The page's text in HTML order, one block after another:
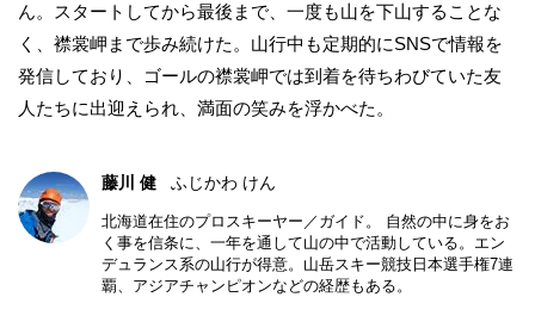
ん。スタートしてから最後まで、一度も山を下山することな
く、襟裳岬まで歩み続けた。山行中も定期的にSNSで情報を
発信しており、ゴールの襟裳岬では到着を待ちわびていた友
人たちに出迎えられ、満面の笑みを浮かべた。
藤川 健 ふじかわ けん
北海道在住のプロスキーヤー／ガイド。 自然の中に身をお
く事を信条に、一年を通して山の中で活動している。エン
デュランス系の山行が得意。山岳スキー競技日本選手権7連
覇、アジアチャンピオンなどの経歴もある。